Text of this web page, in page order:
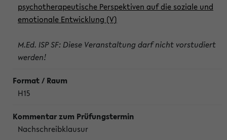
psychotherapeutische Perspektiven auf die soziale und
emotionale Entwicklung (V)
M.Ed. ISP SF: Diese Veranstaltung darf nicht vorstudiert
werden!
H15
Nachschreibklausur